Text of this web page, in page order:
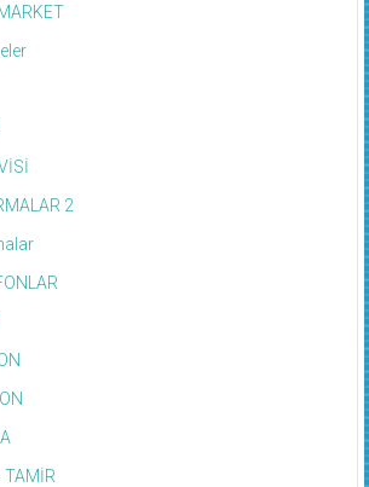
2
TAMİR